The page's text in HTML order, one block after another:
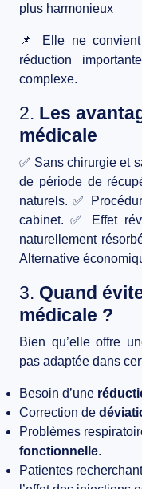
plus harmonieux
📌
Elle ne
réduction
complexe.
2. Les
médicale
✅ Sans chirurgie et
de période de
naturels. ✅
cabinet. ✅
Effet
naturellement
Alternative
3. Quand
médicale ?
Bien qu’elle offre
pas adaptée dans
Besoin d’une
Correction de
Problèmes
fonctionnelle.
Patientes